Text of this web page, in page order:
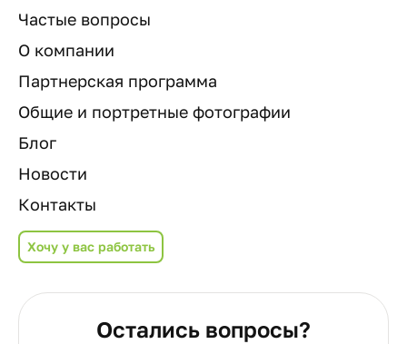
Частые вопросы
О компании
Партнерская программа
Общие и портретные фотографии
Блог
Новости
Контакты
Хочу у вас работать
Остались вопросы?